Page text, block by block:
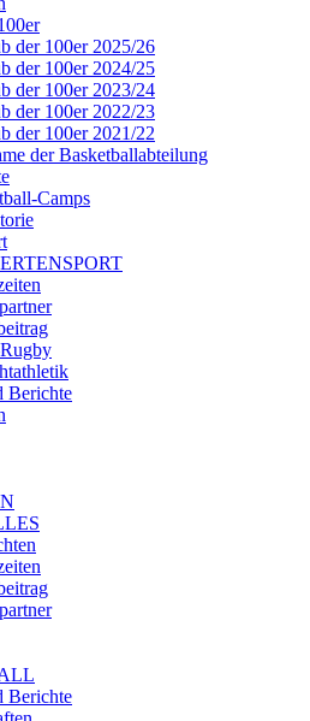
der 100er 2025/26
der 100er 2024/25
der 100er 2023/24
der 100er 2022/23
der 100er 2021/22
der Basketballabteilung
Camps
Berichte
Berichte